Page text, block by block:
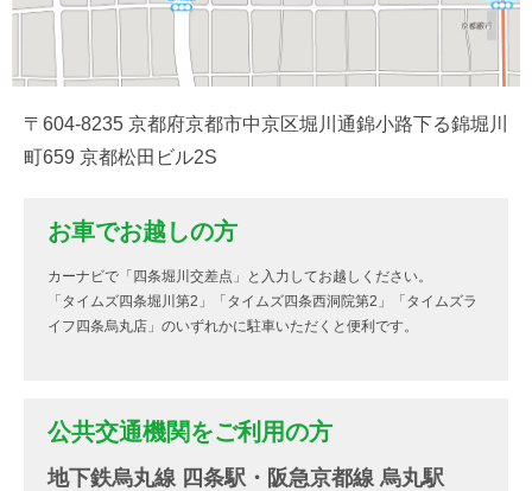
〒604-8235 京都府京都市中京区堀川通錦小路下る錦堀川
町659 京都松田ビル2S
お車でお越しの方
カーナビで「四条堀川交差点」と入力してお越しください。
「タイムズ四条堀川第2」「タイムズ四条西洞院第2」「タイムズラ
イフ四条烏丸店」のいずれかに駐車いただくと便利です。
公共交通機関をご利用の方
地下鉄烏丸線 四条駅・阪急京都線 烏丸駅